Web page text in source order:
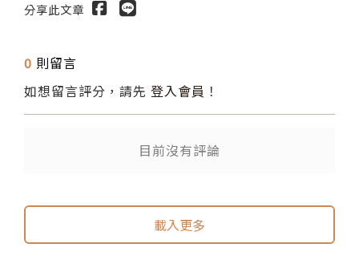
分享此文章
0 則留言
如想留言評分，請先 登入會員 ！
目前沒有評論
載入更多